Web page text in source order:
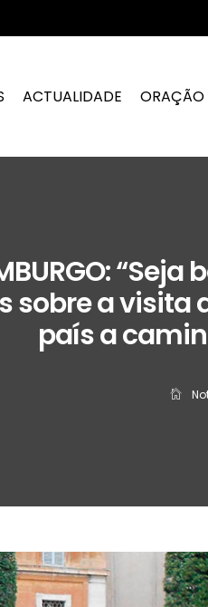
ACTUALIDADE ORAÇÃO
sobre a visita
país a